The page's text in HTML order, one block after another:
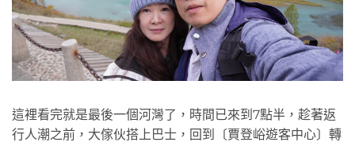
這裡看完就是最後一個河灣了，時間已來到7點半，趁著返
行人潮之前，大傢伙搭上巴士，回到〔賈登峪遊客中心〕轉